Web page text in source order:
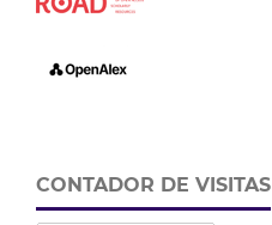
CONTADOR DE VISITAS